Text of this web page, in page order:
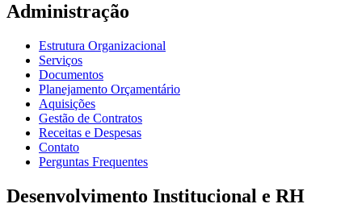
Administração
Estrutura Organizacional
Serviços
Documentos
Planejamento Orçamentário
Aquisições
Gestão de Contratos
Receitas e Despesas
Contato
Perguntas Frequentes
Desenvolvimento Institucional e RH